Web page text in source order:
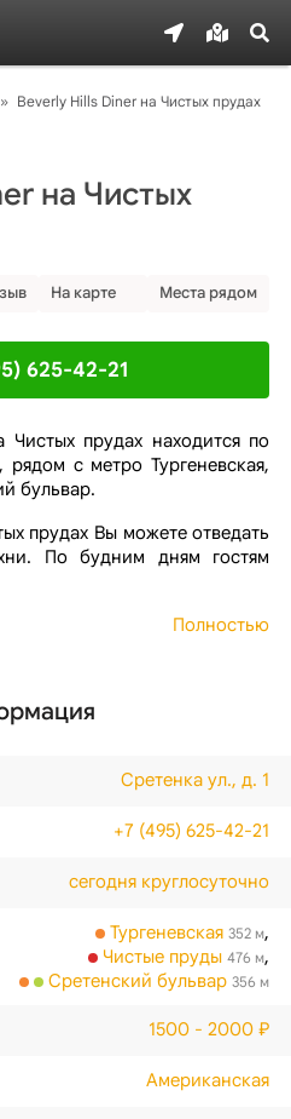
» Beverly Hills Diner на Чистых прудах
на Чистых
На карте Места рядом
625-42-21
прудах находится по
с метро Тургеневская,
бульвар.
прудах Вы можете отведать
По будним дням гостям
Полностью
Сретенка ул., д. 1
+7 (495) 625-42-21
сегодня круглосуточно
Тургеневская 352 м,
Чистые пруды 476 м,
Сретенский бульвар 356 м
1500 - 2000 ₽
Американская